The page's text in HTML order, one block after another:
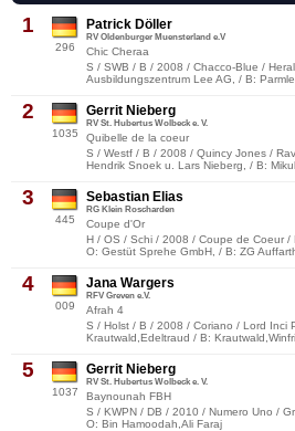
1
296
Patrick Döller
RV Oldenburger Muensterland e.V
Chic Cheraa
S / SWB / B / 2008 / Chacco-Blue /
Ausbildungszentrum Lee AG, / B:
2
1035
Gerrit Nieberg
RV St. Hubertus Wolbeck e. V.
Quibelle de la coeur
S / Westf / B / 2008 / Quincy Jones /
Hendrik Snoek u. Lars Nieberg, / B:
3
445
Sebastian Elias
RG Klein Roscharden
Coupe d'Or
H / OS / Schi / 2008 / Coupe de Coeur /
O: Gestüt Sprehe GmbH, / B: ZG
4
009
Jana Wargers
RFV Greven e.V.
Afrah 4
S / Holst / B / 2008 / Coriano / Lord Inci
Krautwald,Edeltraud / B:
5
1037
Gerrit Nieberg
RV St. Hubertus Wolbeck e. V.
Baynounah FBH
S / KWPN / DB / 2010 / Numero Uno /
O: Bin Hamoodah,Ali Faraj